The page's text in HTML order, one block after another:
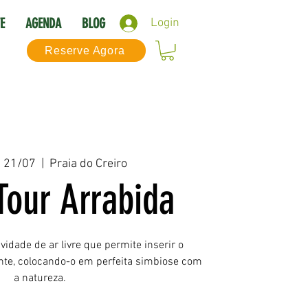
Login
AGENDA BLOG
Reserve Agora
21/07 Praia do Creiro
Arrabida
de ar livre que permite inserir o
colocando-o em perfeita simbiose com
a natureza.